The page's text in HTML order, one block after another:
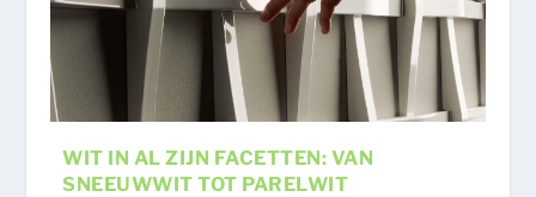
WIT IN AL ZIJN FACETTEN: VAN
SNEEUWWIT TOT PARELWIT